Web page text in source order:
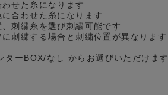
せた糸になります
合わせた糸になります
刺繍糸を選び刺繍可能です
刺繍する場合と刺繍位置が異なります
ーBOX/なし からお選びいただけます